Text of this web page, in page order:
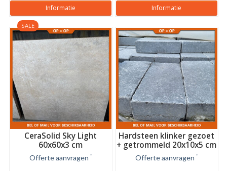
SALE
Informatie Informatie
CeraSolid Sky Light
60x60x3 cm
Offerte aanvragen *
Hardsteen klinker gezoet
+ getrommeld 20x10x5 cm
Offerte aanvragen *